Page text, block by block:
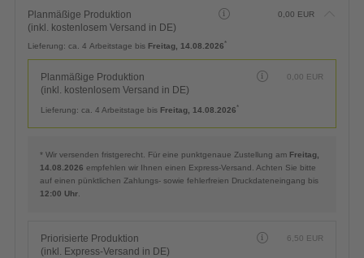
Planmäßige Produktion
(inkl. kostenlosem Versand in DE)
0,00 EUR
Lieferung: ca. 4 Arbeitstage bis Freitag, 14.08.2026*
Planmäßige Produktion
(inkl. kostenlosem Versand in DE)
0,00 EUR
Lieferung: ca. 4 Arbeitstage bis Freitag, 14.08.2026*
* Wir versenden fristgerecht. Für eine punktgenaue Zustellung am Freitag,
14.08.2026 empfehlen wir Ihnen einen Express-Versand. Achten Sie bitte
auf einen pünktlichen Zahlungs- sowie fehlerfreien Druckdateneingang bis
12:00 Uhr
Priorisierte Produktion
(inkl. Express-Versand in DE)
6,50 EUR